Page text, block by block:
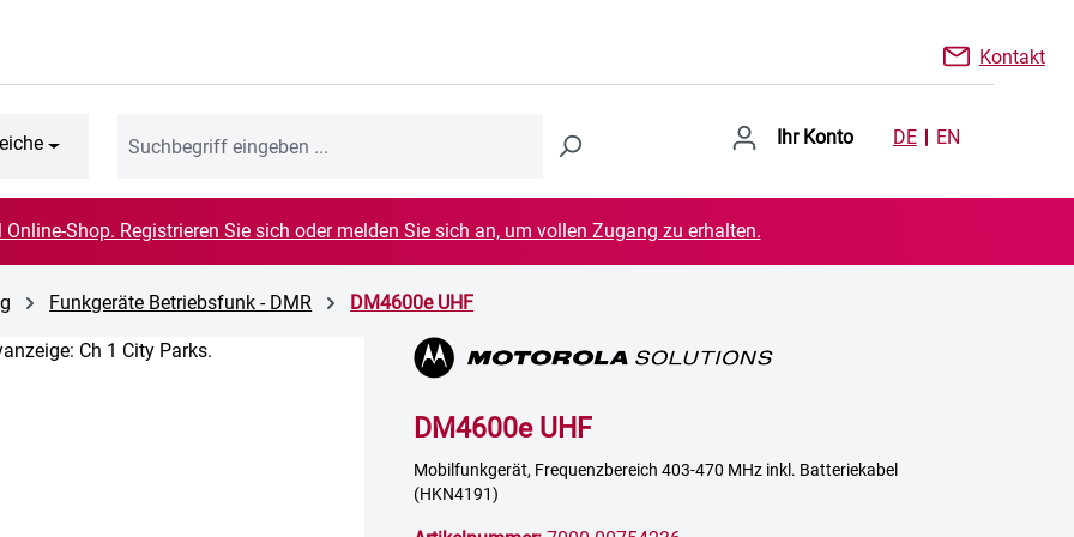
Kontakt
Ihr Konto DE EN
Shop. Registrieren Sie sich oder melden Sie sich an, um vollen Zugang zu erhalten.
Funkgeräte Betriebsfunk - DMR DM4600e UHF
DM4600e UHF
Mobilfunkgerät, Frequenzbereich 403-470 MHz inkl. Batteriekabel
(HKN4191)